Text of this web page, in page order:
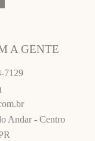
A GENTE
7129
Andar - Centro